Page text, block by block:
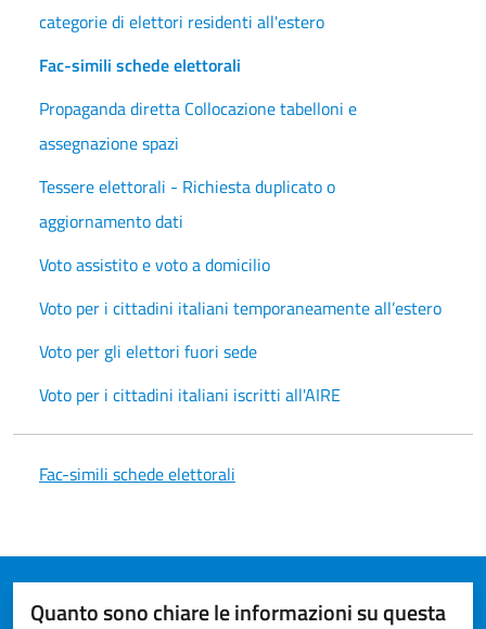
categorie di elettori residenti all'estero
Fac-simili schede elettorali
Propaganda diretta Collocazione tabelloni e
assegnazione spazi
Tessere elettorali - Richiesta duplicato o
aggiornamento dati
Voto assistito e voto a domicilio
Voto per i cittadini italiani temporaneamente all’estero
Voto per gli elettori fuori sede
Voto per i cittadini italiani iscritti all'AIRE
Fac-simili schede elettorali
Quanto sono chiare le informazioni su questa